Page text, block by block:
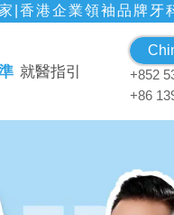
|香港企業領袖品牌牙
就醫指引
+852
+86